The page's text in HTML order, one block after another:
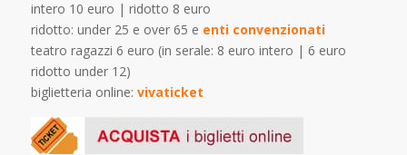
intero 10 euro | ridotto 8 euro
ridotto: under 25 e over 65 e enti convenzionati
teatro ragazzi 6 euro (in serale: 8 euro intero | 6 euro
ridotto under 12)
biglietteria online: vivaticket